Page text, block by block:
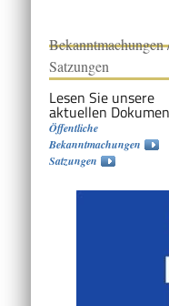
Bekanntmachungen
Satzungen
Lesen Sie unsere
aktuellen
Öffentliche
Bekanntmachungen
Satzungen